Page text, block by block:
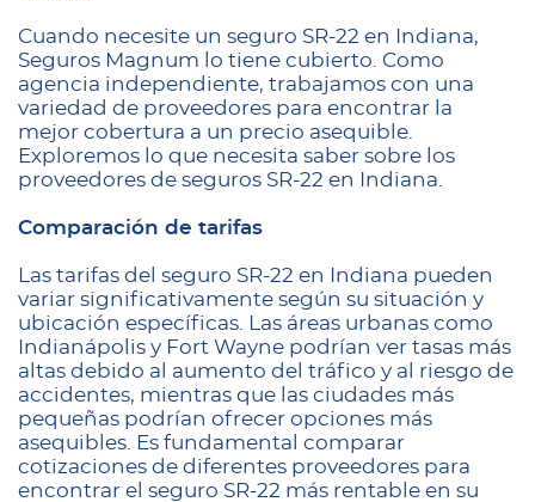
Cuando necesite un seguro SR-22 en Indiana,
Seguros Magnum lo tiene cubierto. Como
agencia independiente, trabajamos con una
variedad de proveedores para encontrar la
mejor cobertura a un precio asequible.
Exploremos lo que necesita saber sobre los
proveedores de seguros SR-22 en Indiana.
Comparación de tarifas
Las tarifas del seguro SR-22 en Indiana pueden
variar significativamente según su situación y
ubicación específicas. Las áreas urbanas como
Indianápolis y Fort Wayne podrían ver tasas más
altas debido al aumento del tráfico y al riesgo de
accidentes, mientras que las ciudades más
pequeñas podrían ofrecer opciones más
asequibles. Es fundamental comparar
cotizaciones de diferentes proveedores para
encontrar el seguro SR-22 más rentable en su